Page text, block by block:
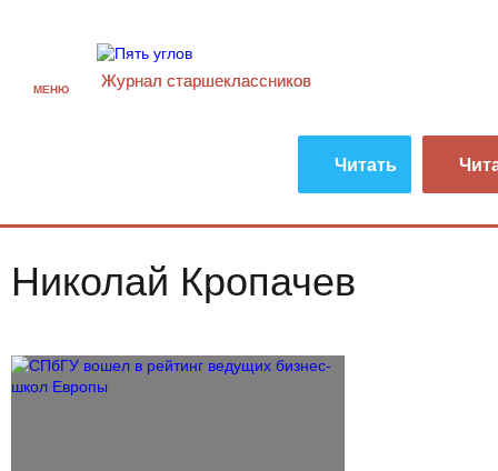
МЕНЮ Журнал старшекласcников
Читать
Николай Кропачев